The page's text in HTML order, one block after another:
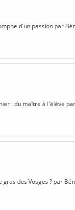
d'un passion par
: du maître à l'élève
gras des Vosges ? par